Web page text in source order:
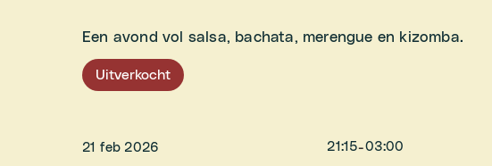
Een avond vol salsa, bachata, merengue en kizomba.
Uitverkocht
21 feb 2026 21:15-03:00